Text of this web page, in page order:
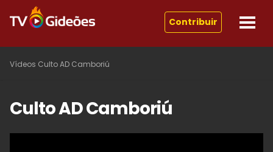
Contribuir
Vídeos Culto AD Camboriú
Culto AD Camboriú